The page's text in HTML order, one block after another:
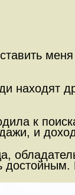
находят
к
и